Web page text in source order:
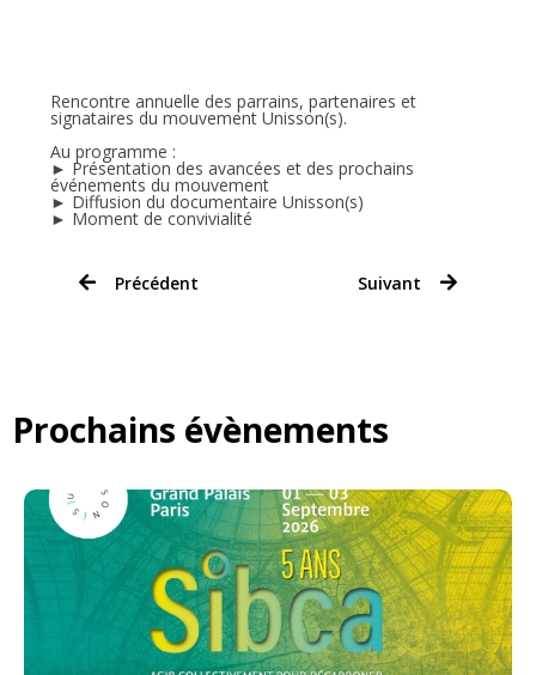
Rencontre annuelle des parrains, partenaires et
signataires du mouvement Unisson(s).
Au programme :
► Présentation des avancées et des prochains
événements du mouvement
► Diffusion du documentaire Unisson(s)
► Moment de convivialité
Précédent Suivant
Prochains évènements